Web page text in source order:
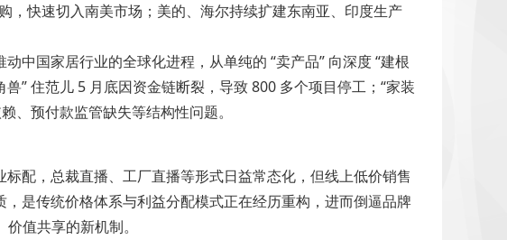
，快速切入南美市场；美的、海尔持续扩建东南亚、印度生产
中国家居行业的全球化进程，从单纯的 “卖产品” 向深度 “建根
” 住范儿 5 月底因资金链断裂，导致 800 多个项目停工；“家装
、预付款监管缺失等结构性问题。
配，总裁直播、工厂直播等形式日益常态化，但线上低价销售
是传统价格体系与利益分配模式正在经历重构，进而倒逼品牌
值共享的新机制。